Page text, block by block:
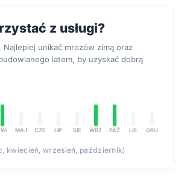
z usługi?
Najlepiej unikać mrozów zimą oraz
latem, by uzyskać dobrą
MAJ CZE LIP SIE WRZ PAŹ LIS GRU
kwiecień, wrzesień, październik)